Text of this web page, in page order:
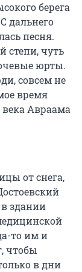
берега
дальнего
песня.
степи, чуть
юрты.
совсем не
время
Авраама
от снега,
здании
то им и
чтобы
в дни